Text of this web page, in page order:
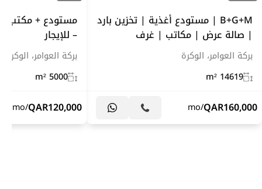
B+G+M | مستودع أغذية | تخزين بارد
| صالة عرض | مكاتب | غرف
بركة العوامر، الوكرة
14619 m²
160,000
QAR
/mo
مستودع + مكتب
– للإيجار
بركة العوامر، الوكرة
5000 m²
120,000
QAR
/mo